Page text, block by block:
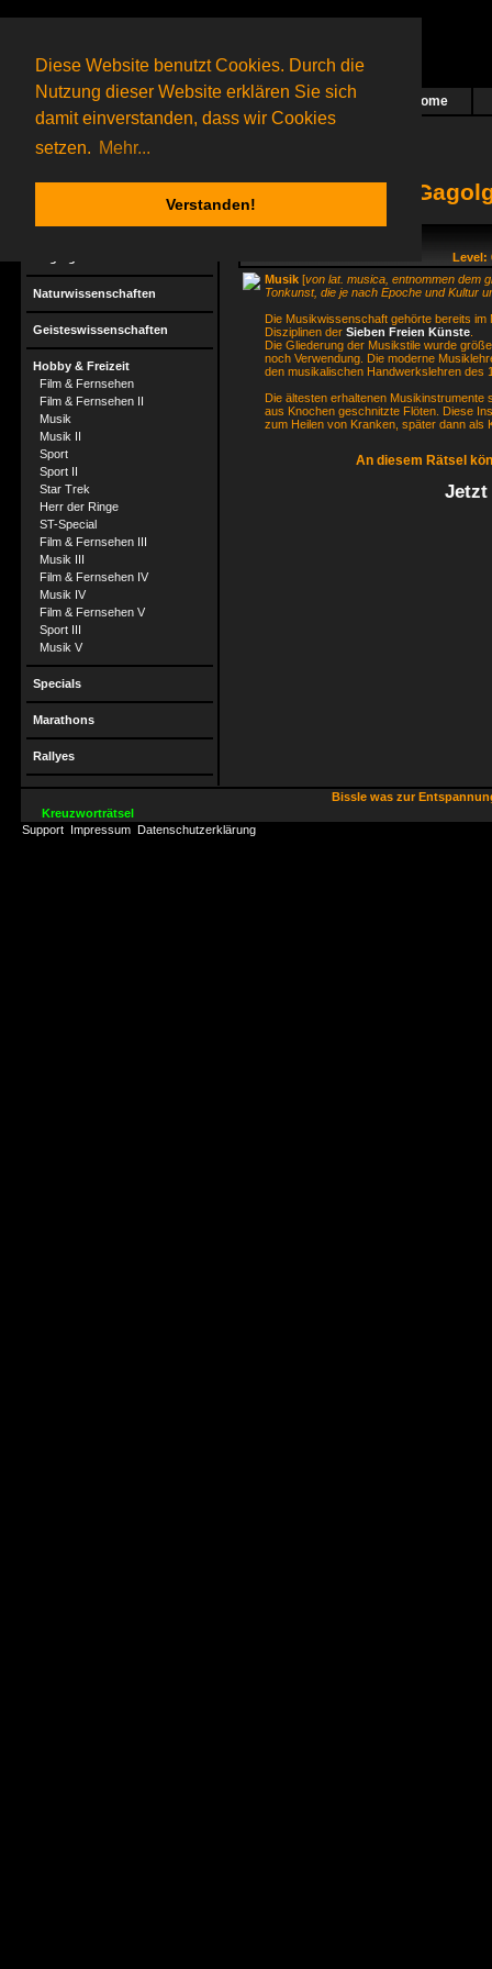
Diese Website benutzt Cookies. Durch die
Nutzung dieser Website erklären Sie sich
damit einverstanden, dass wir Cookies
setzen. Mehr...
Verstanden!
Das nächste Rätsel ist in Arbeit Home
20 Gagolganeronline(0 registrierte und 20 Gäste)
Gagolganer:
9732Rätsel online:
Naturwissenschaften
Geisteswissenschaften
Hobby & Freizeit
Film & Fernsehen
Film & Fernsehen II
Musik
Musik II
Sport
Sport II
Star Trek
Herr der Ringe
ST-Special
Film & Fernsehen III
Musik III
Film & Fernsehen IV
Musik IV
Film & Fernsehen V
Sport III
Musik V
Specials
Marathons
Rallyes
Level:
Musik [von lat. musica, entnommen dem
Tonkunst, die je nach Epoche und Kultur
Die Musikwissenschaft gehörte bereits im
Disziplinen der Sieben Freien Künste
Die Gliederung der Musikstile wurde
noch Verwendung. Die moderne
den musikalischen Handwerkslehren des
Die ältesten erhaltenen Musikinstrumente
aus Knochen geschnitzte Flöten. Diese
zum Heilen von Kranken, später dann als
An diesem Rätsel
Jetzt
Bissle was zur
Kreuzworträtsel
Support Impressum Datenschutzerklärung